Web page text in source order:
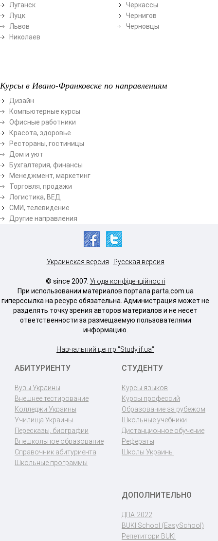
Луганск
Луцк
Львов
Николаев
Черкассы
Чернигов
Черновцы
Курсы в Ивано-Франковске по направлениям
Дизайн
Компьютерные курсы
Офисные работники
Красота, здоровье
Рестораны, гостиницы
Дом и уют
Бухгалтерия, финансы
Менеджмент, маркетинг
Торговля, продажи
Логистика, ВЕД
СМИ, телевидение
Другие направления
Украинская версия Русская версия
© since 2007. Угода конфіденційності
При использовании материалов портала parta.com.ua
гиперссылка на ресурс обязательна. Администрация может не
разделять точку зрения авторов материалов и не несет
ответственности за размещаемую пользователями
информацию.
Навчальний центр "Study.if.ua"
АБИТУРИЕНТУ
Вузы Украины
Внешнее тестирование
Колледжи Украины
Училища Украины
Пересказы, биографии
Внешкольное образование
Справочник абитуриента
Школьные программы
СТУДЕНТУ
Курсы языков
Курсы профессий
Образование за рубежом
Школьные учебники
Дистанционное обучение
Рефераты
Школы Украины
ДОПОЛНИТЕЛЬНО
ДПА-2022
BUKI School (EasySchool)
Репетитори BUKI